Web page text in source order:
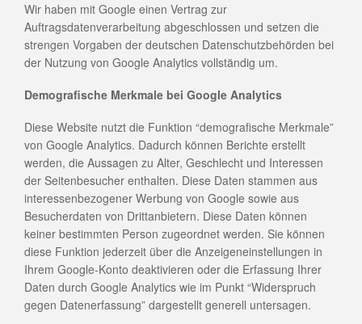
Wir haben mit Google einen Vertrag zur
Auftragsdatenverarbeitung abgeschlossen und setzen die
strengen Vorgaben der deutschen Datenschutzbehörden bei
der Nutzung von Google Analytics vollständig um.
Demografische Merkmale bei Google Analytics
Diese Website nutzt die Funktion “demografische Merkmale”
von Google Analytics. Dadurch können Berichte erstellt
werden, die Aussagen zu Alter, Geschlecht und Interessen
der Seitenbesucher enthalten. Diese Daten stammen aus
interessenbezogener Werbung von Google sowie aus
Besucherdaten von Drittanbietern. Diese Daten können
keiner bestimmten Person zugeordnet werden. Sie können
diese Funktion jederzeit über die Anzeigeneinstellungen in
Ihrem Google-Konto deaktivieren oder die Erfassung Ihrer
Daten durch Google Analytics wie im Punkt “Widerspruch
gegen Datenerfassung” dargestellt generell untersagen.